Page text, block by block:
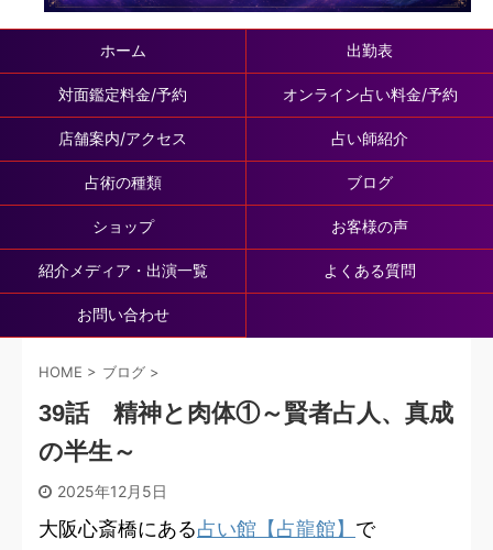
ホーム 出勤表
対面鑑定料金/予約 オンライン占い料金/予約
店舗案内/アクセス 占い師紹介
占術の種類 ブログ
ショップ お客様の声
紹介メディア・出演一覧 よくある質問
お問い合わせ
HOME > ブログ >
39話 精神と肉体①～賢者占人、真成
の半生～
2025年12月5日
大阪心斎橋にある占い館【占龍館】 で